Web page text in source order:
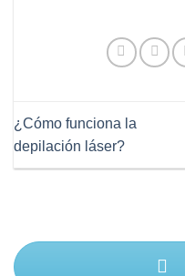
¿Cómo funciona la
depilación láser?